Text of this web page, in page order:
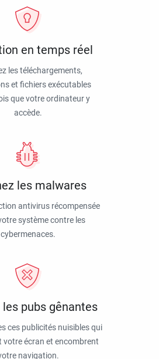
en temps réel
les téléchargements,
et fichiers exécutables
que votre ordinateur y
accède.
les malwares
antivirus récompensée
système contre les
cybermenaces.
les pubs gênantes
ces publicités nuisibles qui
votre écran et encombrent
navigation.